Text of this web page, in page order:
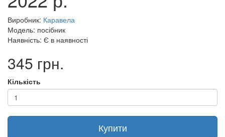
Виробник: Каравела
Модель: посібник
Наявність: Є в наявності
345 грн.
Кількість
Купити